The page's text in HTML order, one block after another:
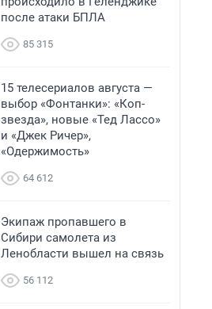
после атаки БПЛА
85 315
15 телесериалов августа —
выбор «Фонтанки»: «Коп-
звезда», новые «Тед Лассо»
и «Джек Ричер»,
«Одержимость»
64 612
Экипаж пропавшего в
Сибири самолета из
Ленобласти вышел на связь
56 112